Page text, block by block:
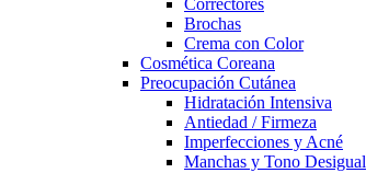
Correctores
Brochas
Crema con Color
Cosmética Coreana
Preocupación Cutánea
Hidratación Intensiva
Antiedad / Firmeza
Imperfecciones y Acné
Manchas y Tono Desigual